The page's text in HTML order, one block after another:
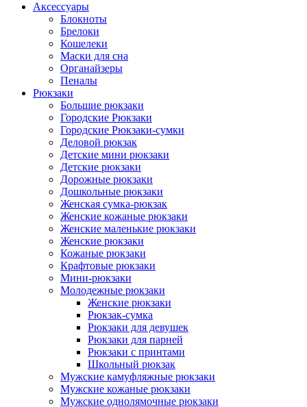
Аксессуары
Блокноты
Брелоки
Кошелеки
Маски для сна
Органайзеры
Пеналы
Рюкзаки
Большие рюкзаки
Городские Рюкзаки
Городские Рюкзаки-сумки
Деловой рюкзак
Детские мини рюкзаки
Детские рюкзаки
Дорожные рюкзаки
Дошкольные рюкзаки
Женская сумка-рюкзак
Женские кожаные рюкзаки
Женские маленькие рюкзаки
Женские рюкзаки
Кожаные рюкзаки
Крафтовые рюкзаки
Мини-рюкзаки
Молодежные рюкзаки
Женские рюкзаки
Рюкзак-сумка
Рюкзаки для девушек
Рюкзаки для парней
Рюкзаки с принтами
Школьный рюкзак
Мужские камуфляжные рюкзаки
Мужские кожаные рюкзаки
Мужские однолямочные рюкзаки